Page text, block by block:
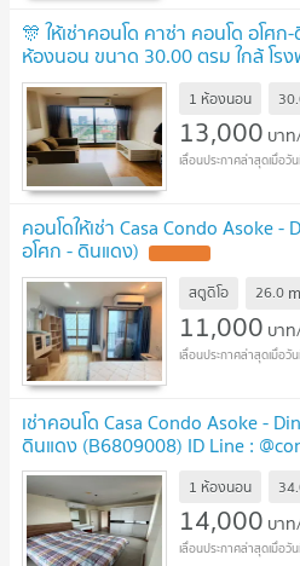
🎊 ให้เช่าคอนโด คาซ่า คอนโด อโศ
ห้องนอน ขนาด 30.00 ตรม ใกล้ โร
1 ห้องนอน
13,000 บา
คอนโดให้เช่า Casa Condo Asoke
อโศก - ดินแดง)
สตูดิโอ 26.0 m
11,000 บา
เช่าคอนโด Casa Condo Asoke -
ดินแดง (B6809008) ID Line :
1 ห้องนอน
14,000 บา